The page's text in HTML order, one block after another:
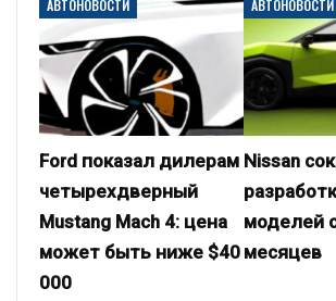
АВТОНОВОСТИ
Ford показал дилерам
четырехдверный
Mustang Mach 4: цена
может быть ниже $40
000
АВТОНОВОСТИ
Nissan
моделей
месяцев